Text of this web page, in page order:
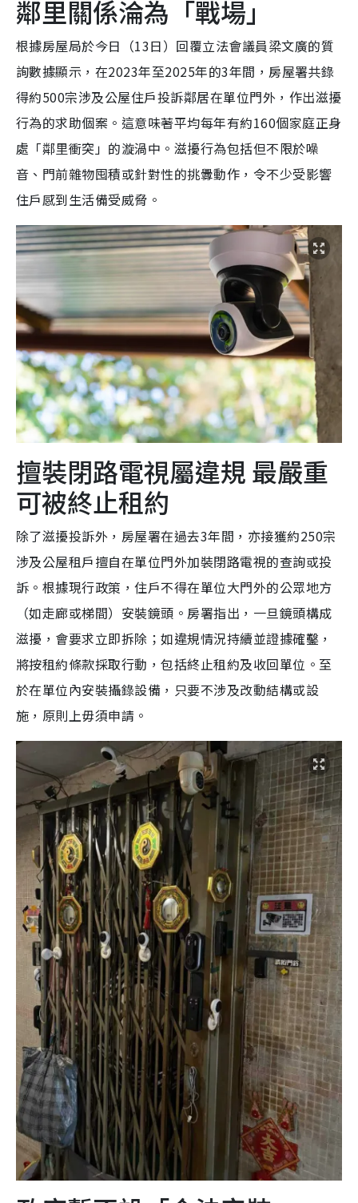
鄰里關係淪為「戰場」
根據房屋局於今日（13日）回覆立法會議員梁文廣的質
詢數據顯示，在2023年至2025年的3年間，房屋署共錄
得約500宗涉及公屋住戶投訴鄰居在單位門外，作出滋擾
行為的求助個案。這意味著平均每年有約160個家庭正身
處「鄰里衝突」的漩渦中。滋擾行為包括但不限於噪
音、門前雜物囤積或針對性的挑釁動作，令不少受影響
住戶感到生活備受威脅。
擅裝閉路電視屬違規 最嚴重
可被終止租約
除了滋擾投訴外，房屋署在過去3年間，亦接獲約250宗
涉及公屋租戶擅自在單位門外加裝閉路電視的查詢或投
訴。根據現行政策，住戶不得在單位大門外的公眾地方
（如走廊或梯間）安裝鏡頭。房署指出，一旦鏡頭構成
滋擾，會要求立即拆除；如違規情況持續並證據確鑿，
將按租約條款採取行動，包括終止租約及收回單位。至
於在單位內安裝攝錄設備，只要不涉及改動結構或設
施，原則上毋須申請。